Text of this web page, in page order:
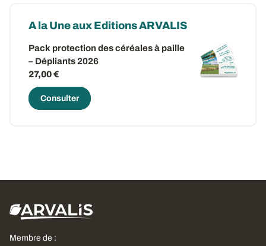
A la Une aux Editions ARVALIS
Pack protection des céréales à paille
– Dépliants 2026
27,00 €
Consulter
Membre de :